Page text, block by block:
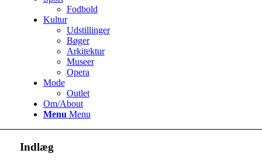
Fodbold
Kultur
Udstillinger
Bøger
Arkitektur
Museer
Opera
Mode
Outlet
Om/About
Menu Menu
Indlæg